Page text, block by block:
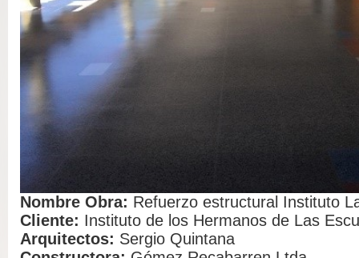
Nombre Obra: Refuerzo estructural Instituto
Cliente: Instituto de los Hermanos de Las
Arquitectos: Sergio Quintana